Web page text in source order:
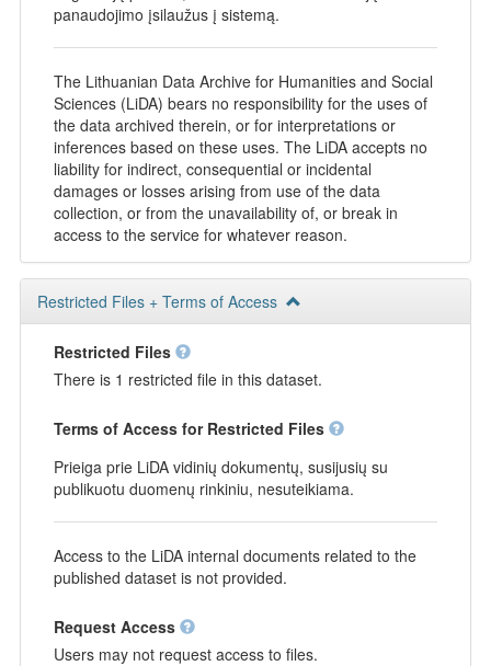
panaudojimo įsilaužus į sistemą.
The Lithuanian Data Archive for Humanities and Social
Sciences (LiDA) bears no responsibility for the uses of
the data archived therein, or for interpretations or
inferences based on these uses. The LiDA accepts no
liability for indirect, consequential or incidental
damages or losses arising from use of the data
collection, or from the unavailability of, or break in
access to the service for whatever reason.
Restricted Files + Terms of Access
Restricted Files
There is 1 restricted file in this dataset.
Terms of Access for Restricted Files
Prieiga prie LiDA vidinių dokumentų, susijusių su
publikuotu duomenų rinkiniu, nesuteikiama.
Access to the LiDA internal documents related to the
published dataset is not provided.
Request Access
Users may not request access to files.